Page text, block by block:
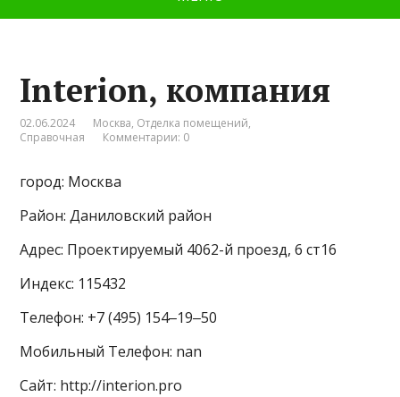
Interion, компания
02.06.2024 Москва, Отделка помещений,
Справочная
Комментарии: 0
город: Москва
Район: Даниловский район
Адрес: Проектируемый 4062-й проезд, 6 ст16
Индекс: 115432
Телефон: +7 (495) 154‒19‒50
Мобильный Телефон: nan
Сайт: http://interion.pro